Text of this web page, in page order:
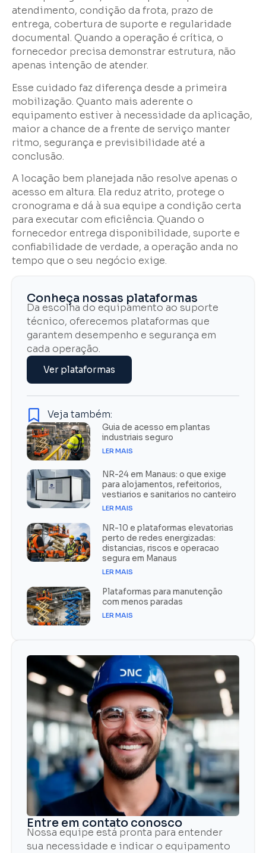
atendimento, condição da frota, prazo de
entrega, cobertura de suporte e regularidade
documental. Quando a operação é crítica, o
fornecedor precisa demonstrar estrutura, não
apenas intenção de atender.
Esse cuidado faz diferença desde a primeira
mobilização. Quanto mais aderente o
equipamento estiver à necessidade da aplicação,
maior a chance de a frente de serviço manter
ritmo, segurança e previsibilidade até a
conclusão.
A locação bem planejada não resolve apenas o
acesso em altura. Ela reduz atrito, protege o
cronograma e dá à sua equipe a condição certa
para executar com eficiência. Quando o
fornecedor entrega disponibilidade, suporte e
confiabilidade de verdade, a operação anda no
tempo que o seu negócio exige.
Conheça nossas plataformas
Da escolha do equipamento ao suporte
técnico, oferecemos plataformas que
garantem desempenho e segurança em
cada operação.
Ver plataformas
Veja também:
Guia de acesso em plantas
industriais seguro
LER MAIS
NR-24 em Manaus: o que exige
para alojamentos, refeitorios,
vestiarios e sanitarios no canteiro
LER MAIS
NR-10 e plataformas elevatorias
perto de redes energizadas:
distancias, riscos e operacao
segura em Manaus
LER MAIS
Plataformas para manutenção
com menos paradas
LER MAIS
Entre em contato conosco
Nossa equipe está pronta para entender
sua necessidade e indicar o equipamento